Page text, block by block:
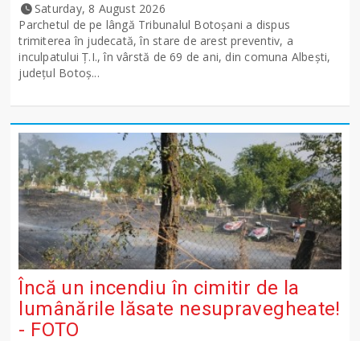
Saturday, 8 August 2026
Parchetul de pe lângă Tribunalul Botoşani a dispus
trimiterea în judecată, în stare de arest preventiv, a
inculpatului Ț.I., în vârstă de 69 de ani, din comuna Albești,
județul Botoș...
Încă un incendiu în cimitir de la
lumânările lăsate nesupravegheate!
- FOTO